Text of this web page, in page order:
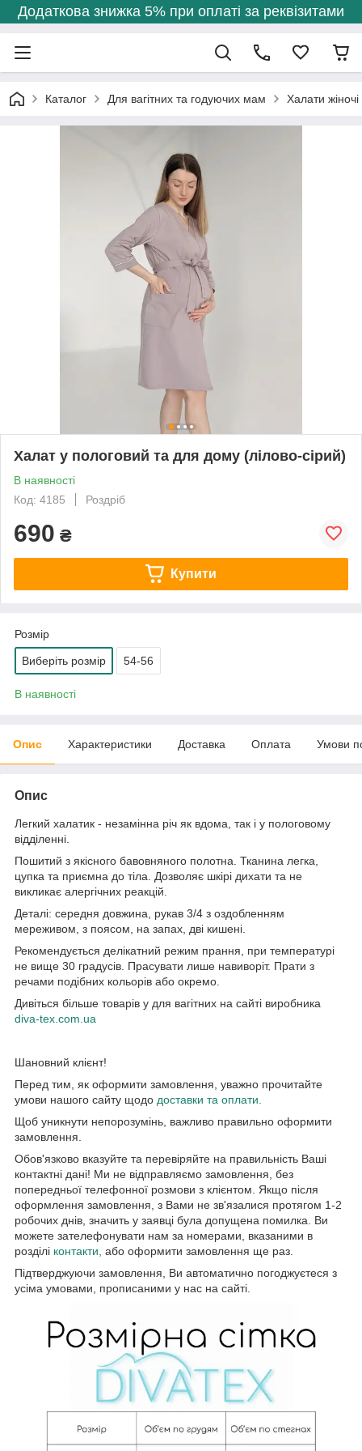
Додаткова знижка 5% при оплаті за реквізитами
Каталог Для вагітних та годуючих мам Халати жіночі
Халат у пологовий та для дому (лілово-сірий)
В наявності
Код: 4185
Роздріб
690 ₴
Купити
Розмір
Виберіть розмір 54-56
В наявності
Опис Характеристики Доставка Оплата Умови
Опис
Легкий халатик - незамінна річ як вдома, так і у пологовому
відділенні.
Пошитий з якісного бавовняного полотна. Тканина легка,
цупка та приємна до тіла. Дозволяє шкірі дихати та не
викликає алергічних реакцій.
Деталі: середня довжина, рукав 3/4 з оздобленням
мереживом, з поясом, на запах, дві кишені.
Рекомендується делікатний режим прання, при температурі
не вище 30 градусів. Прасувати лише навиворіт. Прати з
речами подібних кольорів або окремо.
Дивіться більше товарів у для вагітних на сайті виробника
diva-tex.com.ua
Шановний клієнт!
Перед тим, як оформити замовлення, уважно прочитайте
умови нашого сайту щодо доставки та оплати.
Щоб уникнути непорозумінь, важливо правильно оформити
замовлення.
Обов'язково вказуйте та перевіряйте на правильність Ваші
контактні дані! Ми не відправляємо замовлення, без
попередньої телефонної розмови з клієнтом. Якщо після
оформлення замовлення, з Вами не зв'язалися протягом 1-2
робочих днів, значить у заявці була допущена помилка. Ви
можете зателефонувати нам за номерами, вказаними в
розділі контакти, або оформити замовлення ще раз.
Підтверджуючи замовлення, Ви автоматично погоджуєтеся з
усіма умовами, прописаними у нас на сайті.